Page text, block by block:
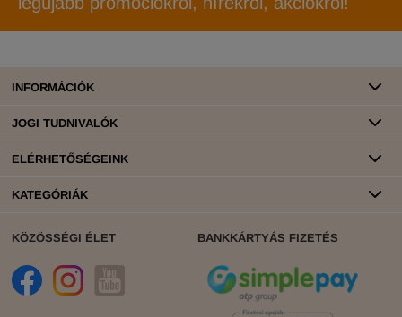
INFORMÁCIÓK
JOGI TUDNIVALÓK
ELÉRHETŐSÉGEINK
KATEGÓRIÁK
KÖZÖSSÉGI ÉLET BANKKÁRTYÁS FIZETÉS